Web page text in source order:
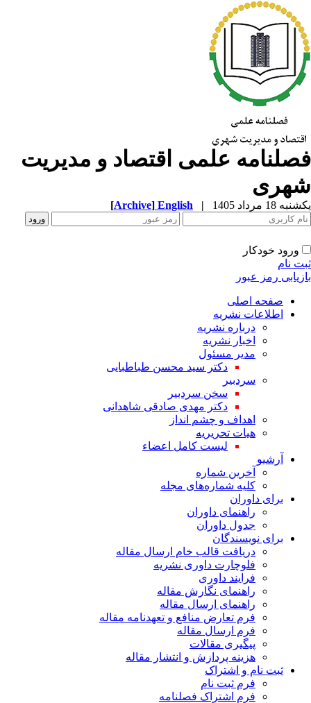
علمی اقتصاد و مدیریت
18 مرداد 1405 |
English
[Archive]
ورود خودکار
نام
رمز عبور
صفحه اصلی
اطلاعات نشریه
درباره نشریه
اخبار نشریه
مدیر مسئول
دکتر سید محسن طباطبایی
سردبیر
سخن سردبیر
دکتر مهدی صادقی شاهدانی
اهداف و چشم انداز
هیات تحریریه
لیست کامل اعضاء
آرشیو
آخرین شماره
کلیه شماره‌های مجله
برای داوران
راهنمای داوران
جدول داوران
برای نویسندگان
دریافت قالب خام ارسال مقاله
فلوچارت داوری نشریه
فرایند داوری
راهنمای نگارش مقاله
راهنمای ارسال مقاله
فرم تعارض منافع و تعهدنامه مقاله
فرم ارسال مقاله
پیگیری مقالات
هزینه پردازش و انتشار مقاله
ثبت نام و اشتراک
فرم ثبت نام
فرم اشتراک فصلنامه